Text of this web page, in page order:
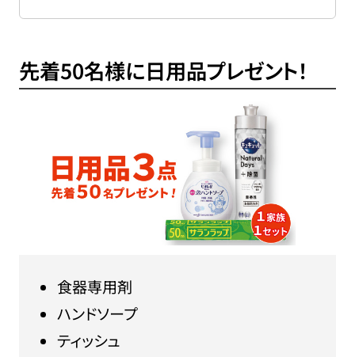
先着50名様に日用品プレゼント！
食器専用剤
ハンドソープ
ティッシュ